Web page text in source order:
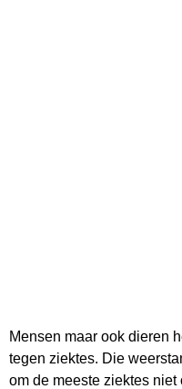
Mensen maar ook dieren
tegen ziektes. Die
om de meeste ziektes